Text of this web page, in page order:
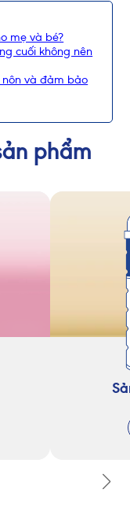
mẹ và bé?
cuối không nên
nôn và đảm bảo
phẩm